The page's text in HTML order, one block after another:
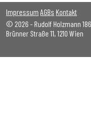
Impressum AGBs Kontakt
© 2026 - Rudolf Holzmann
Brünner Straße 11, 1210 Wien